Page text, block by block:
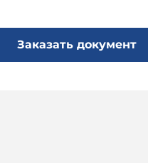
Заказать документ